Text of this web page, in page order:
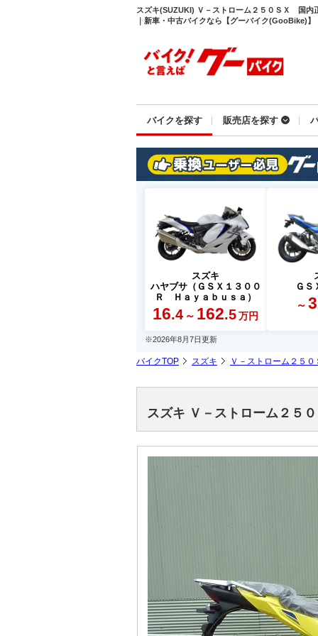
スズキ(SUZUKI) Ｖ－ストローム２５０ＳＸ 国内
｜新車・中古バイクなら【グーバイク(GooBike)】
バイクを探す 販売店を探す
スズキ
ハヤブサ（ＧＳＸ１３００
Ｒ Ｈａｙａｂｕｓａ）
16.4 ～ 162.5 万円
ＧＳ
～
※2026年8月7日更新
バイクTOP スズキ Ｖ－ストローム２５
スズキ Ｖ－ストローム２５